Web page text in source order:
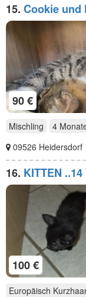
15. Cookie und
90 €
Mischling 4
09526 Heidersdorf
16. KITTEN
immer zuhause
100 €
Europäisch